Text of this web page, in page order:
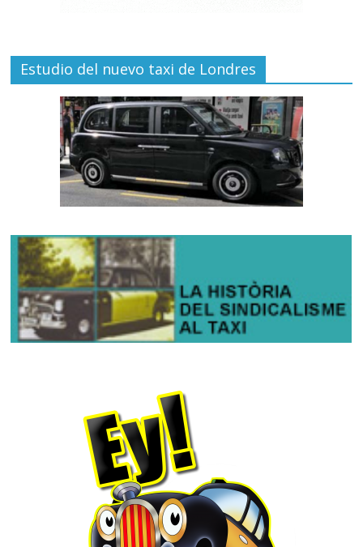
Estudio del nuevo taxi de Londres